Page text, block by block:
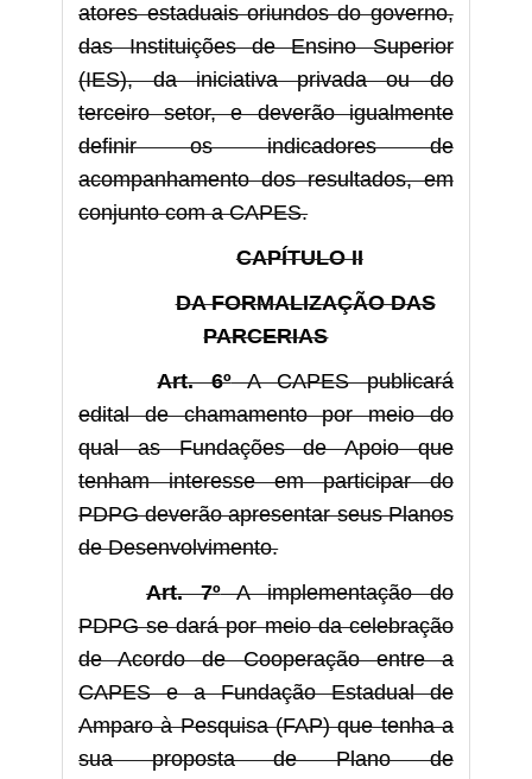
atores estaduais oriundos do governo,
das Instituições de Ensino Superior
(IES), da iniciativa privada ou do
terceiro setor, e deverão igualmente
definir os indicadores de
acompanhamento dos resultados, em
conjunto com a CAPES.
CAPÍTULO II
DA FORMALIZAÇÃO DAS
PARCERIAS
Art. 6ºA CAPES publicará
edital de chamamento por meio do
qual as Fundações de Apoio que
tenham interesse em participar do
PDPG deverão apresentar seus Planos
de Desenvolvimento.
Art. 7ºA implementação do
PDPG se dará por meio da celebração
de Acordo de Cooperação entre a
CAPES e a Fundação Estadual de
Amparo à Pesquisa (FAP) que tenha a
sua proposta de Plano de